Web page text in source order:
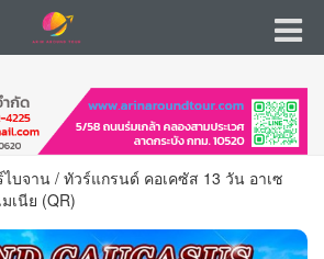
ไบจาน / ทัวร์แกรนด์ คอเคซัส 13 วัน อาเซ
เนีย (QR)